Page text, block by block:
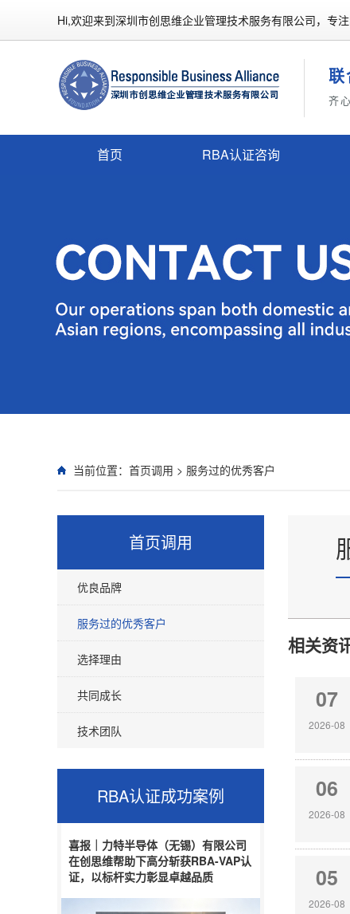
Hi,欢迎来到深圳市创思维企业管理技术服务有限公司，专
联
齐
首页 RBA认证咨询
当前位置： 首页调用 > 服务过的优秀客户
首页调用
优良品牌
服务过的优秀客户
选择理由
共同成长
技术团队
RBA认证成功案例
喜报｜力特半导体（无锡）有限公司
在创思维帮助下高分斩获RBA-VAP认
证，以标杆实力彰显卓越品质
相关资
07
2026-08
06
2026-08
05
2026-08